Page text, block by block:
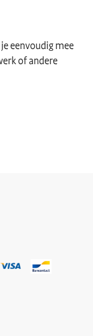
eenvoudig mee
of andere